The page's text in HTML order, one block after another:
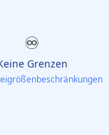
♾️
Grenzen